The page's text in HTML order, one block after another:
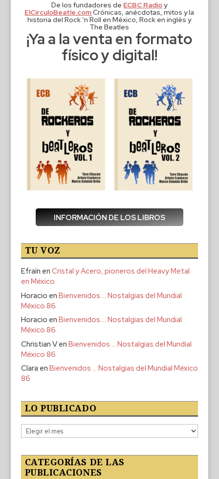
De los fundadores de ECBC Radioy
ElCirculoBeatle.comCrónicas, anécdotas, mitos y la
historia del Rock ‘n Roll en México, Rock en inglés y
The Beatles
¡Ya a la venta en formato
físico y digital!
INFORMACIÓN DE LOS LIBROS
TU VOZ
Efraín en Cristal y Acero, pioneros del Heavy Metal
en México
Horacio en Bienvenidos … Nostalgias del Mundial
México 86
Horacio en Bienvenidos … Nostalgias del Mundial
México 86
Christian Ven Bienvenidos … Nostalgias del Mundial
México 86
Clara en Bienvenidos … Nostalgias del Mundial México
86
LO PUBLICADO
Lo
publicado
CATEGORÍAS DE LAS
PUBLICACIONES